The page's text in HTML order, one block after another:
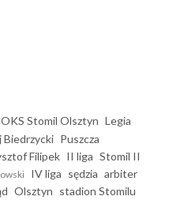
Stomil Olsztyn Legia
Biedrzycki Puszcza
Filipek II liga Stomil II
IV liga sędzia arbiter
Olsztyn stadion Stomilu